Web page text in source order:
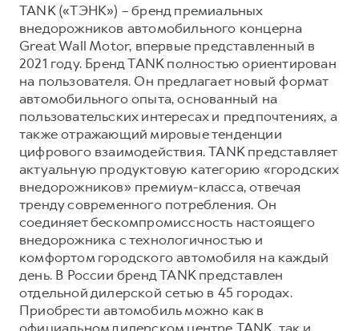
TANK («ТЭНК») – бренд премиальных
внедорожников автомобильного концерна
Great Wall Motor, впервые представленный в
2021 году. Бренд TANK полностью ориентирован
на пользователя. Он предлагает новый формат
автомобильного опыта, основанный на
пользовательских интересах и предпочтениях, а
также отражающий мировые тенденции
цифрового взаимодействия. TANK представляет
актуальную продуктовую категорию «городских
внедорожников» премиум-класса, отвечая
тренду современного потребления. Он
соединяет бескомпромиссность настоящего
внедорожника с технологичностью и
комфортом городского автомобиля на каждый
день. В России бренд TANK представлен
отдельной дилерской сетью в 45 городах.
Приобрести автомобиль можно как в